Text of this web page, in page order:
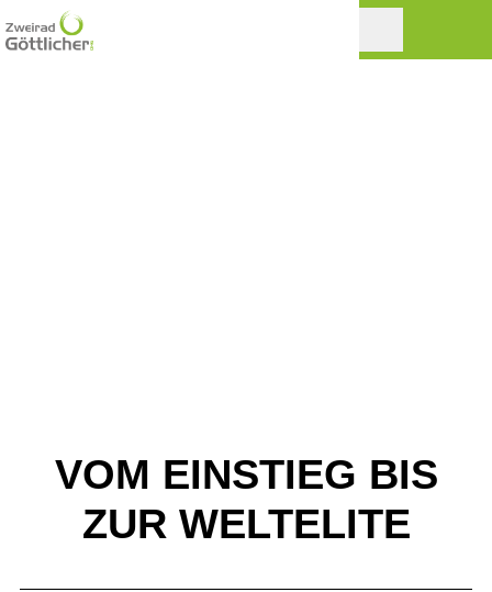
VOM EINSTIEG BIS
ZUR WELTELITE